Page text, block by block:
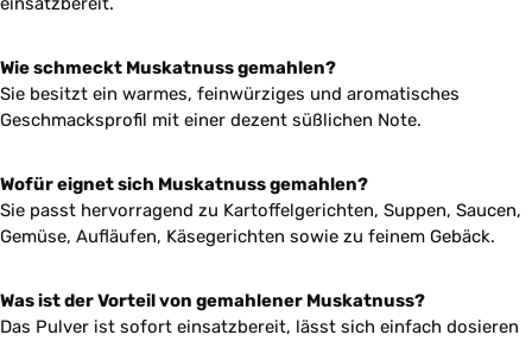
Wie schmeckt Muskatnuss gemahlen?
Sie besitzt ein warmes, feinwürziges und aromatisches
Geschmacksprofil mit einer dezent süßlichen Note.
Wofür eignet sich Muskatnuss gemahlen?
Sie passt hervorragend zu Kartoffelgerichten, Suppen, Saucen,
Gemüse, Aufläufen, Käsegerichten sowie zu feinem Gebäck.
Was ist der Vorteil von gemahlener Muskatnuss?
Das Pulver ist sofort einsatzbereit, lässt sich einfach dosieren